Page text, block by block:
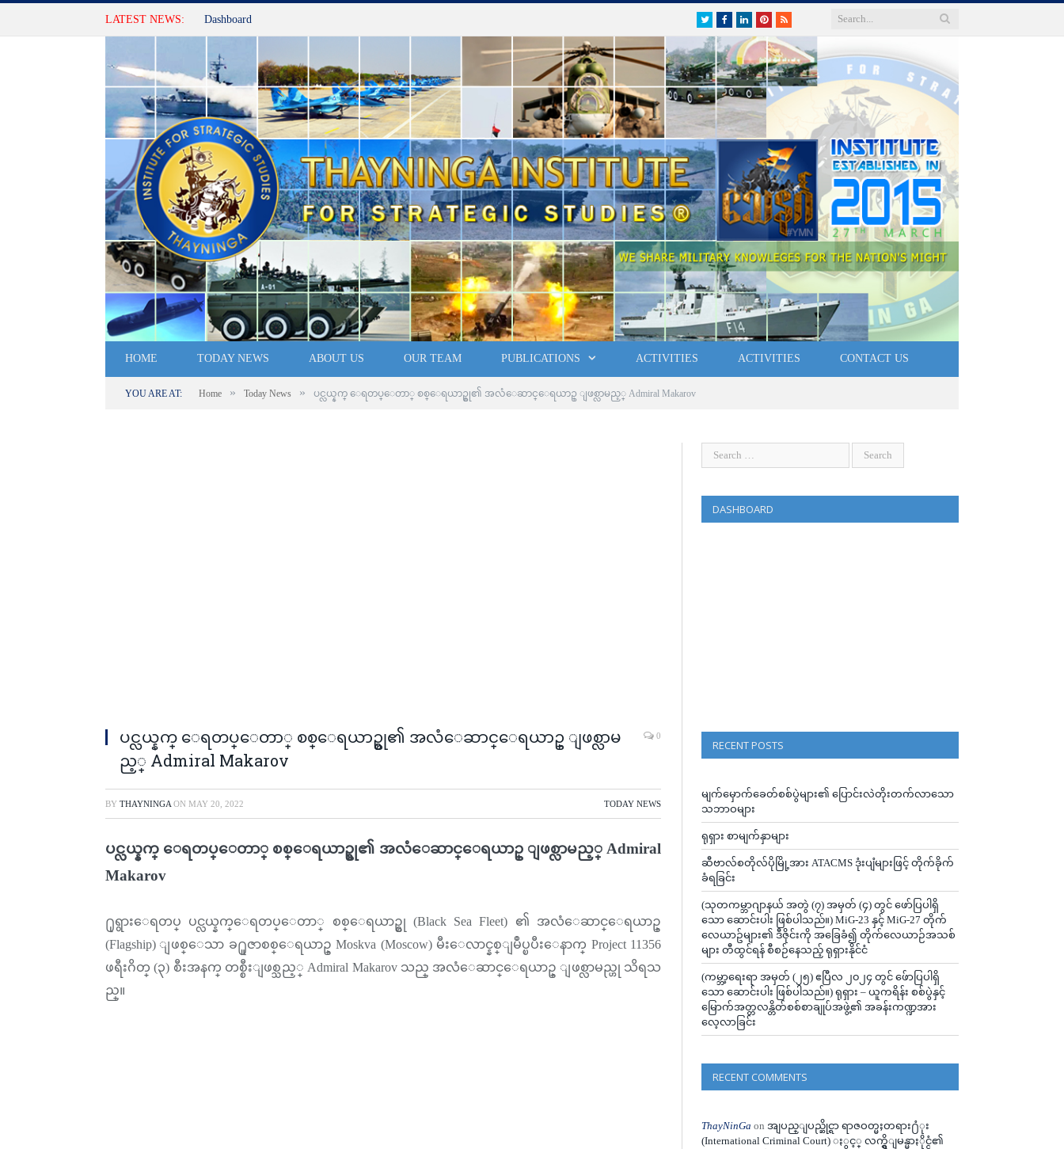
LATEST NEWS: Dashboard TwitterFacebookLinkedInPinterest
RSS
HOME TODAY NEWS ABOUT US OUR TEAM PUBLICATIONS ACTIVITIES ACTIVITIES CONTACT US
YOU ARE AT: Home » Today News » ပင္လယ္နက္ ေရတပ္ေတာ္ စစ္ေရယာဥ္စု၏ အလံေဆာင္ေရယာဥ္ ျဖစ္လာမည့္ Admiral Makarov
ပင္လယ္နက္ ေရတပ္ေတာ္ စစ္ေရယာဥ္စု၏ အလံေဆာင္ေရယာဥ္ ျဖစ္လာမ
ည့္ Admiral Makarov
0
BY THAYNINGA ON MAY 20, 2022 TODAY NEWS
ပင္လယ္နက္ ေရတပ္ေတာ္ စစ္ေရယာဥ္စု၏ အလံေဆာင္ေရယာဥ္ ျဖစ္လာမည့္ Admiral
Makarov
႐ုရွားေရတပ္ ပင္လယ္နက္ေရတပ္ေတာ္ စစ္ေရယာဥ္စု (Black Sea Fleet) ၏ အလံေဆာင္ေရယာဥ္
(Flagship) ျဖစ္ေသာ ခ႐ူဇာစစ္ေရယာဥ္ Moskva (Moscow) မီးေလာင္နစ္ျမဳပ္ၿပီးေနာက္ Project 11356
ဖရီးဂိတ္ (၃) စီးအနက္ တစ္စီးျဖစ္သည့္ Admiral Makarov သည္ အလံေဆာင္ေရယာဥ္ ျဖစ္လာမည္ဟု သိရသ
ည္။
DASHBOARD
RECENT POSTS
မျက်မှောက်ခေတ်စစ်ပွဲများ၏ ပြောင်းလဲတိုးတက်လာသော
သဘာဝများ
ရုရှား စာမျက်နှာများ
ဆီဗာလ်စတိုလ်ပိုမြို့အား ATACMS ဒုံးပျံများဖြင့် တိုက်ခိုက်
ခံရခြင်း
(သုတကမ္ဘာဂျာနယ် အတွဲ (၇) အမှတ် (၄) တွင် ဖော်ပြပါရှိ
သော ဆောင်းပါး ဖြစ်ပါသည်။) MiG-23 နှင့် MiG-27 တိုက်
လေယာဥ်များ၏ ဒီဇိုင်းကို အခြေခံ၍ တိုက်လေယာဉ်အသစ်
များ တီထွင်ရန် စီစဉ်နေသည့် ရုရှားနိုင်ငံ
(ကမ္ဘာ့ရေးရာ အမှတ် (၂၅) ဧပြီလ ၂၀၂၄ တွင် ဖ်ောပြပါရှိ
သော ဆောင်းပါး ဖြစ်ပါသည်။) ရုရှား – ယူကရိန်း စစ်ပွဲနှင့်
မြောက်အတ္တလန္တိတ်စစ်စာချုပ်အဖွဲ့၏ အခန်းကဏ္ဍအား
လေ့လာခြင်း
RECENT COMMENTS
ThayNinGa on အျပည္ျပည္ဆိုင္ရာ ရာဇဝတ္မႈတရား႐ံုး
(International Criminal Court) ႏွင့္ လက္ရွိျမန္မာႏိုင္ငံ၏